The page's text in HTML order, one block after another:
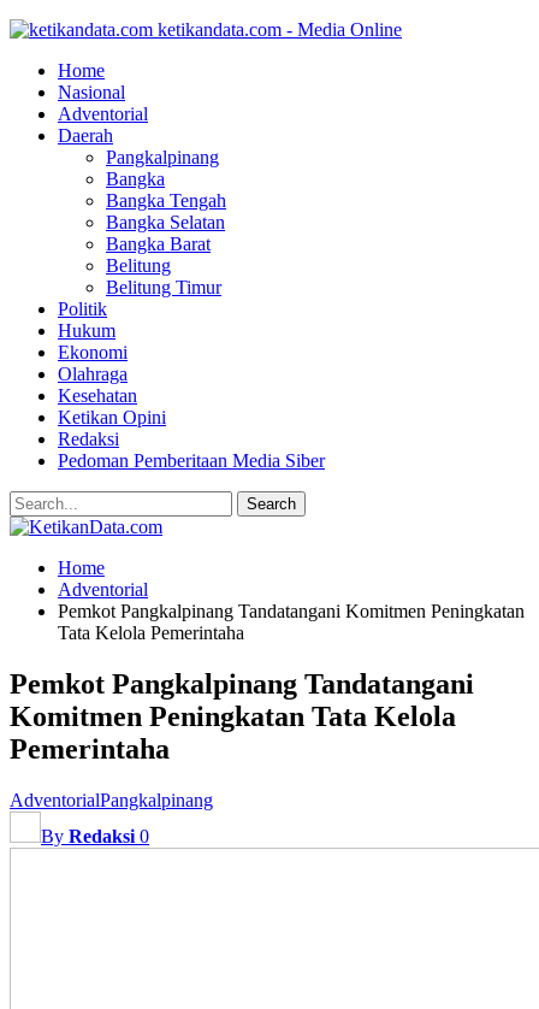
ketikandata.com - Media Online
Home
Nasional
Adventorial
Daerah
Pangkalpinang
Bangka
Bangka Tengah
Bangka Selatan
Bangka Barat
Belitung
Belitung Timur
Politik
Hukum
Ekonomi
Olahraga
Kesehatan
Ketikan Opini
Redaksi
Pedoman Pemberitaan Media Siber
Home
Adventorial
Pemkot Pangkalpinang Tandatangani Komitmen Peningkatan
Tata Kelola Pemerintaha
Pemkot Pangkalpinang Tandatangani
Komitmen Peningkatan Tata Kelola
Pemerintaha
AdventorialPangkalpinang
By Redaksi 0